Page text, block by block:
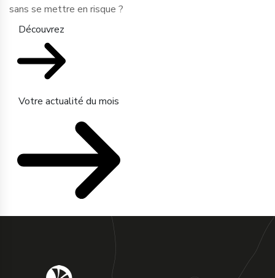
sans se mettre en risque ?
Découvrez
Votre actualité du mois